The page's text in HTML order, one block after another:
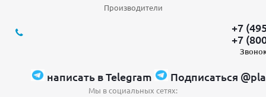
Производители
+7
+7
написать в Telegram Подписаться
Мы в социальных сетях: